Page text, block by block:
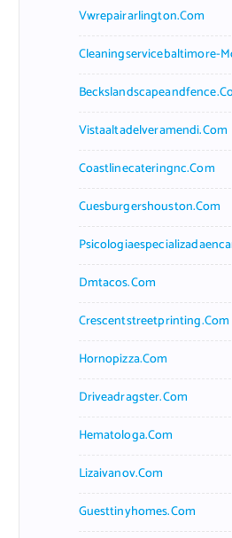
Vwrepairarlington.com
Cleaningservicebaltimore-
Vistaaltadelveramendi.com
Coastlinecateringnc.com
Cuesburgershouston.com
Dmtacos.com
Crescentstreetprinting.com
Hornopizza.com
Driveadragster.com
Hematologa.com
Lizaivanov.com
Guesttinyhomes.com